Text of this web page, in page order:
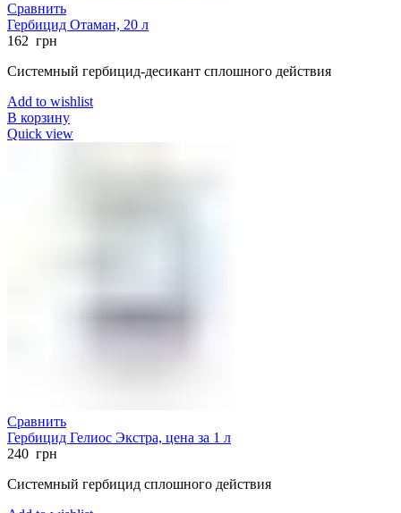
Сравнить
Гербицид Отаман, 20 л
162 грн
Системный гербицид-десикант сплошного действия
Add to wishlist
В корзину
Quick view
Сравнить
Гербицид Гелиос Экстра, цена за 1 л
240 грн
Системный гербицид сплошного действия